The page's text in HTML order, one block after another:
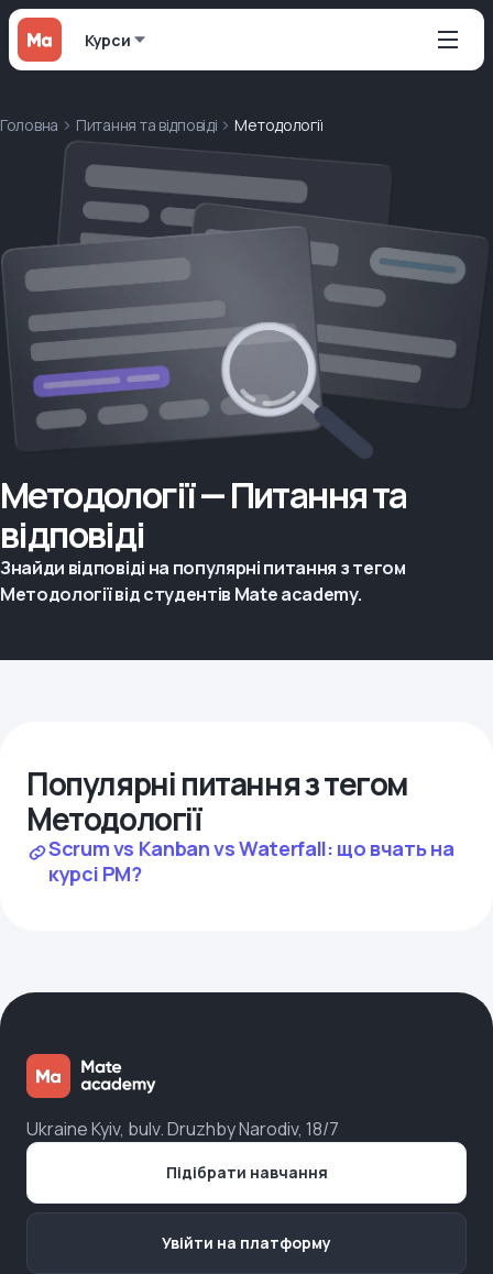
Курси
Головна Питання та відповіді Методології
Методології — Питання та
відповіді
Знайди відповіді на популярні питання з тегом
Методології від студентів Mate academy.
Популярні питання з тегом
Методології
Scrum vs Kanban vs Waterfall: що вчать на
курсі PM?
Ukraine Kyiv, bulv. Druzhby Narodiv, 18/7
Підібрати навчання
Увійти на платформу